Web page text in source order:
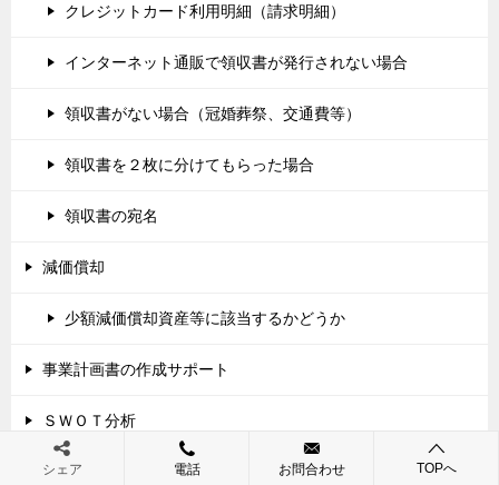
クレジットカード利用明細（請求明細）
インターネット通販で領収書が発行されない場合
領収書がない場合（冠婚葬祭、交通費等）
領収書を２枚に分けてもらった場合
領収書の宛名
減価償却
少額減価償却資産等に該当するかどうか
事業計画書の作成サポート
ＳＷＯＴ分析
税務の基礎知識
シェア 電話 お問合わせ TOPへ